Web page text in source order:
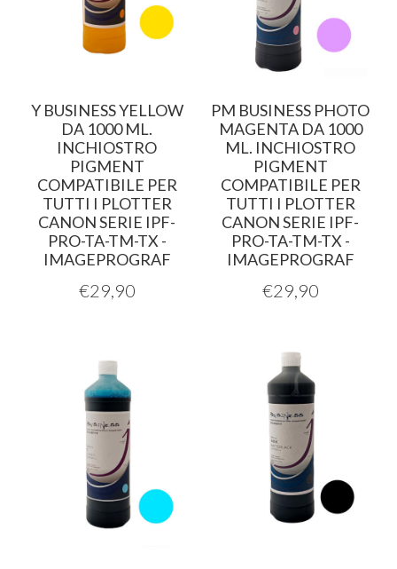
Y BUSINESS YELLOW
DA 1000 ML.
INCHIOSTRO
PIGMENT
COMPATIBILE PER
TUTTI I PLOTTER
CANON SERIE IPF-
PRO-TA-TM-TX -
IMAGEPROGRAF
€29,90
PM BUSINESS PHOTO
MAGENTA DA 1000
ML. INCHIOSTRO
PIGMENT
COMPATIBILE PER
TUTTI I PLOTTER
CANON SERIE IPF-
PRO-TA-TM-TX -
IMAGEPROGRAF
€29,90